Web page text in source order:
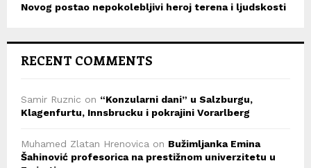
Novog postao nepokolebljivi heroj terena i ljudskosti
RECENT COMMENTS
Samir Ruznic on “Konzularni dani” u Salzburgu,
Klagenfurtu, Innsbrucku i pokrajini Vorarlberg
Muhamed Zlatan Hrenovica on Bužimljanka Emina
Šahinović profesorica na prestižnom univerzitetu u